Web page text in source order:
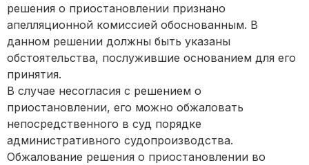
решения о приостановлении признано
апелляционной комиссией обоснованным. В
данном решении должны быть указаны
обстоятельства, послужившие основанием для его
принятия.
В случае несогласия с решением о
приостановлении, его можно обжаловать
непосредственного в суд порядке
административного судопроизводства.
Обжалование решения о приостановлении во